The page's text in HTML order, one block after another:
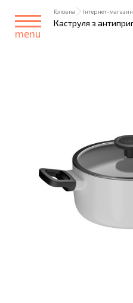
menu
Головна Інтернет-магазин
Каструля з